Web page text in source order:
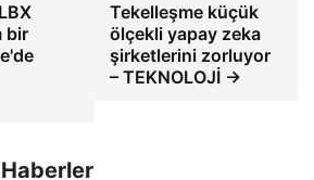
bir
Tekelleşme küçük
ölçekli yapay zeka
şirketlerini zorluyor
– TEKNOLOJİ →